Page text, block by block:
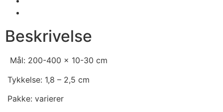
Beskrivelse
Mål: 200-400 x 10-30 cm
Tykkelse: 1,8 – 2,5 cm
Pakke: varierer